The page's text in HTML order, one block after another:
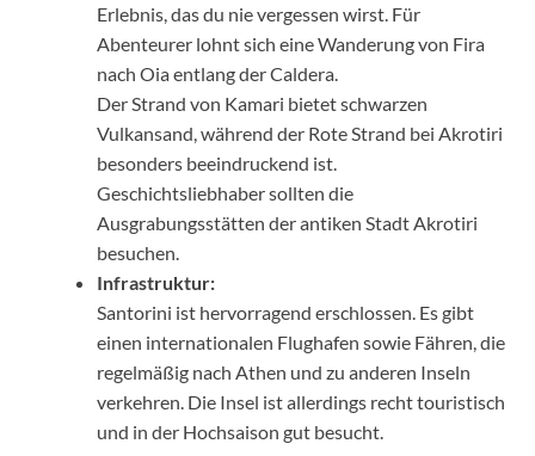
Erlebnis, das du nie vergessen wirst. Für
Abenteurer lohnt sich eine Wanderung von Fira
nach Oia entlang der Caldera.
Der Strand von Kamari bietet schwarzen
Vulkansand, während der Rote Strand bei Akrotiri
besonders beeindruckend ist.
Geschichtsliebhaber sollten die
Ausgrabungsstätten der antiken Stadt Akrotiri
besuchen.
Infrastruktur:
Santorini ist hervorragend erschlossen. Es gibt
einen internationalen Flughafen sowie Fähren, die
regelmäßig nach Athen und zu anderen Inseln
verkehren. Die Insel ist allerdings recht touristisch
und in der Hochsaison gut besucht.